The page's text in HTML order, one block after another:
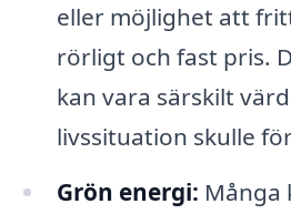
eller möjlighet att
rörligt och fast pris.
kan vara särskilt
livssituation skulle
Grön energi: Många